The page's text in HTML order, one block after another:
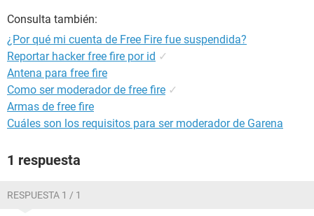
Consulta también:
¿Por qué mi cuenta de Free Fire fue suspendida?
Reportar hacker free fire por id ✓
Antena para free fire
Como ser moderador de free fire ✓
Armas de free fire
Cuáles son los requisitos para ser moderador de Garena
1 respuesta
RESPUESTA 1 / 1